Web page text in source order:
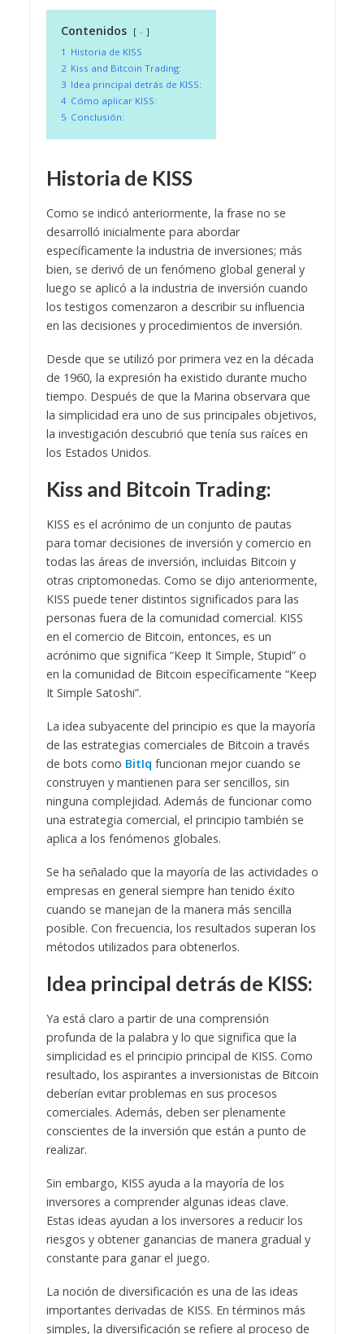
Contenidos
-
1 Historia de KISS
2 Kiss and Bitcoin Trading:
3 Idea principal detrás de KISS:
4 Cómo aplicar KISS:
5 Conclusión:
Historia de KISS
Como se indicó anteriormente, la frase no se
desarrolló inicialmente para abordar
específicamente la industria de inversiones; más
bien, se derivó de un fenómeno global general y
luego se aplicó a la industria de inversión cuando
los testigos comenzaron a describir su influencia
en las decisiones y procedimientos de inversión.
Desde que se utilizó por primera vez en la década
de 1960, la expresión ha existido durante mucho
tiempo. Después de que la Marina observara que
la simplicidad era uno de sus principales objetivos,
la investigación descubrió que tenía sus raíces en
los Estados Unidos.
Kiss and Bitcoin Trading:
KISS es el acrónimo de un conjunto de pautas
para tomar decisiones de inversión y comercio en
todas las áreas de inversión, incluidas Bitcoin y
otras criptomonedas. Como se dijo anteriormente,
KISS puede tener distintos significados para las
personas fuera de la comunidad comercial. KISS
en el comercio de Bitcoin, entonces, es un
acrónimo que significa “Keep It Simple, Stupid” o
en la comunidad de Bitcoin específicamente “Keep
It Simple Satoshi”.
La idea subyacente del principio es que la mayoría
de las estrategias comerciales de Bitcoin a través
de bots como BitIq funcionan mejor cuando se
construyen y mantienen para ser sencillos, sin
ninguna complejidad. Además de funcionar como
una estrategia comercial, el principio también se
aplica a los fenómenos globales.
Se ha señalado que la mayoría de las actividades o
empresas en general siempre han tenido éxito
cuando se manejan de la manera más sencilla
posible. Con frecuencia, los resultados superan los
métodos utilizados para obtenerlos.
Idea principal detrás de KISS:
Ya está claro a partir de una comprensión
profunda de la palabra y lo que significa que la
simplicidad es el principio principal de KISS. Como
resultado, los aspirantes a inversionistas de Bitcoin
deberían evitar problemas en sus procesos
comerciales. Además, deben ser plenamente
conscientes de la inversión que están a punto de
realizar.
Sin embargo, KISS ayuda a la mayoría de los
inversores a comprender algunas ideas clave.
Estas ideas ayudan a los inversores a reducir los
riesgos y obtener ganancias de manera gradual y
constante para ganar el juego.
La noción de diversificación es una de las ideas
importantes derivadas de KISS. En términos más
simples, la diversificación se refiere al proceso de